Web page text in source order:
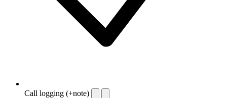
Call logging (+note)